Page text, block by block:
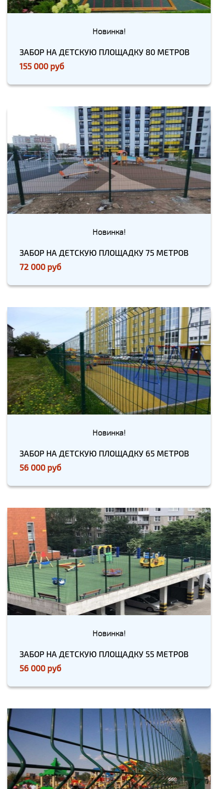
Новинка!
ЗАБОР НА ДЕТСКУЮ ПЛОЩАДКУ 80 МЕТРОВ
155 000 руб
Новинка!
ЗАБОР НА ДЕТСКУЮ ПЛОЩАДКУ 75 МЕТРОВ
72 000 руб
Новинка!
ЗАБОР НА ДЕТСКУЮ ПЛОЩАДКУ 65 МЕТРОВ
56 000 руб
Новинка!
ЗАБОР НА ДЕТСКУЮ ПЛОЩАДКУ 55 МЕТРОВ
56 000 руб